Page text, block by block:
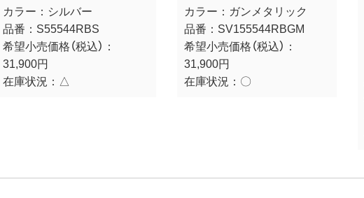
カラー： シルバー
品番： S55544RBS
希望小売価格（税込）：
31,900円
在庫状況： △
カラー： ガンメタリック
品番： SV155544RBGM
希望小売価格（税込）：
31,900円
在庫状況： 〇